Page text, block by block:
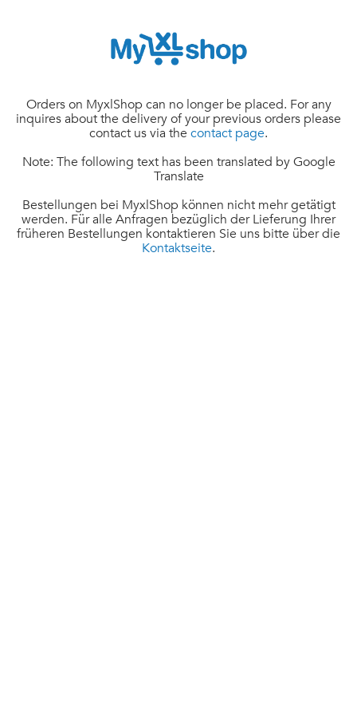
Orders on MyxlShop can no longer be placed. For any
inquires about the delivery of your previous orders please
contact us via the contact page.
Note: The following text has been translated by Google
Translate
Bestellungen bei MyxlShop können nicht mehr getätigt
werden. Für alle Anfragen bezüglich der Lieferung Ihrer
früheren Bestellungen kontaktieren Sie uns bitte über die
Kontaktseite.